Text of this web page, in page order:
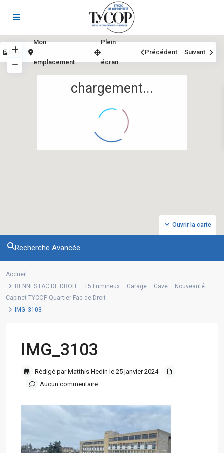
chargement...
Ouvrir la carte
Vue
Mon
emplacement
Plein
écran
Précédent Suivant
Recherche Avancée
Accueil
RENNES FAC DE DROIT – T5 Lumineux – Garage – Cave – Nouveauté
Cabinet TYCOP Quartier Fac de Droit
IMG_3103
IMG_3103
Rédigé par Matthis Hedin le 25 janvier 2024
Aucun commentaire